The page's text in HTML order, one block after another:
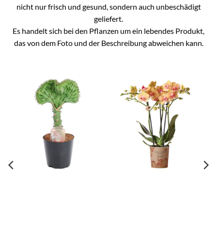
nicht nur frisch und gesund, sondern auch unbeschädigt
geliefert.
Es handelt sich bei den Pflanzen um ein lebendes Produkt,
das von dem Foto und der Beschreibung abweichen kann.